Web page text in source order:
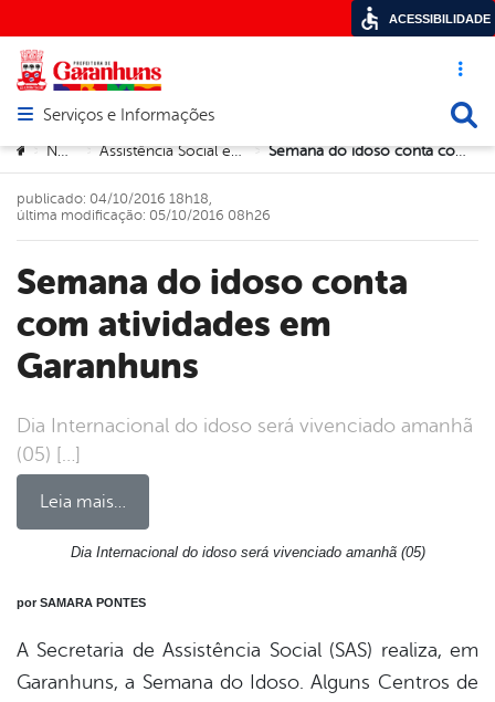
Acesso
Abrir menu principal de navegação
Serviços e Informações
Você está aqui:
> Notícias > Assistência Social e Direitos Humanos > Semana do idoso conta com atividades em Garanhuns
Semana do idoso conta
com atividades em
Garanhuns
Dia Internacional do idoso será vivenciado amanhã
(05) […]
Leia mais…
publicado: 04/10/2016 18h18,
última modificação: 05/10/2016 08h26
Dia Internacional do idoso será vivenciado amanhã (05)
por SAMARA PONTES
A Secretaria de Assistência Social (SAS) realiza, em
Garanhuns, a Semana do Idoso. Alguns Centros de
ACESSIBILIDADE